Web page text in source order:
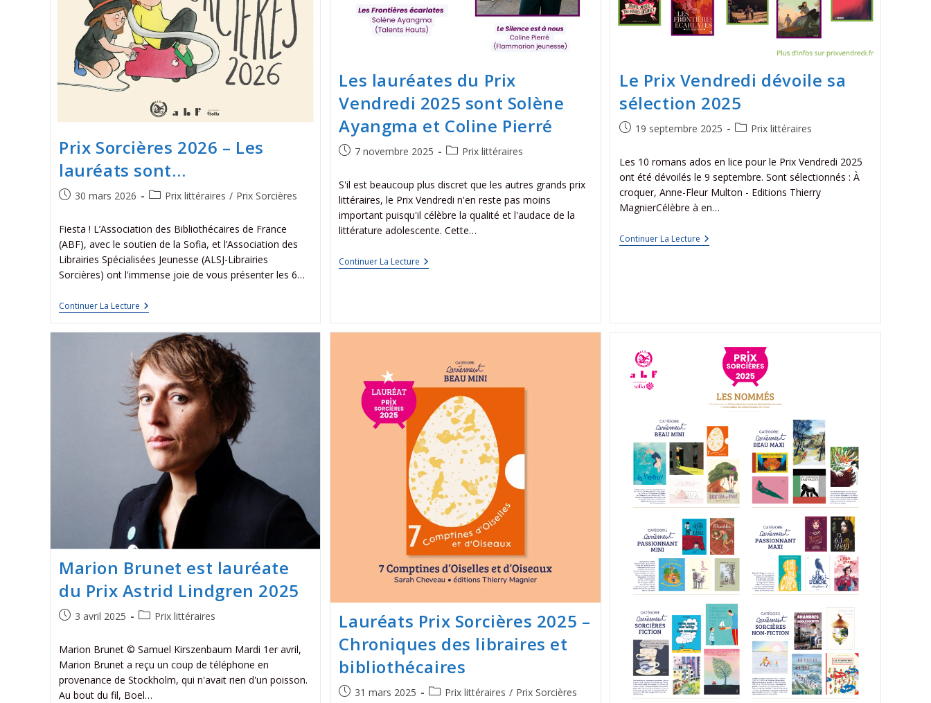
Prix Sorcières 2026 – Les
lauréats sont…
30 mars 2026 Prix littéraires / Prix Sorcières
Fiesta ! L’Association des Bibliothécaires de France
(ABF), avec le soutien de la Sofia, et l’Association des
Librairies Spécialisées Jeunesse (ALSJ-Librairies
Sorcières) ont l'immense joie de vous présenter les 6…
Continuer La Lecture
Les lauréates du Prix
Vendredi 2025 sont Solène
Ayangma et Coline Pierré
7 novembre 2025 Prix littéraires
S'il est beaucoup plus discret que les autres grands prix
littéraires, le Prix Vendredi n'en reste pas moins
important puisqu'il célèbre la qualité et l'audace de la
littérature adolescente. Cette…
Continuer La Lecture
Le Prix Vendredi dévoile sa
sélection 2025
19 septembre 2025 Prix littéraires
Les 10 romans ados en lice pour le Prix Vendredi 2025
ont été dévoilés le 9 septembre. Sont sélectionnés : À
croquer, Anne-Fleur Multon - Editions Thierry
MagnierCélèbre à en…
Continuer La Lecture
Marion Brunet est lauréate
du Prix Astrid Lindgren 2025
3 avril 2025 Prix littéraires
Marion Brunet © Samuel Kirszenbaum Mardi 1er avril,
Marion Brunet a reçu un coup de téléphone en
provenance de Stockholm, qui n'avait rien d'un poisson.
Au bout du fil, Boel…
Lauréats Prix Sorcières 2025 –
Chroniques des libraires et
bibliothécaires
31 mars 2025 Prix littéraires / Prix Sorcières